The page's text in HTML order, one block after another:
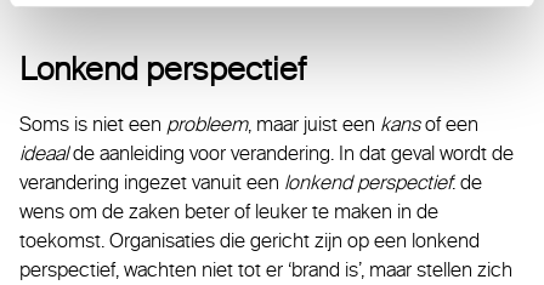
Lonkend perspectief
Soms is niet een probleem, maar juist een kansof een
ideaalde aanleiding voor verandering. In dat geval wordt de
verandering ingezet vanuit een lonkend perspectief: de
wens om de zaken beter of leuker te maken in de
toekomst. Organisaties die gericht zijn op een lonkend
perspectief, wachten niet tot er ‘brand is’, maar stellen zich